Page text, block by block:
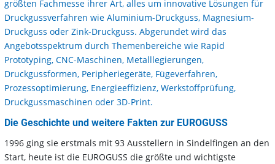
größten Fachmesse ihrer Art, alles um innovative Lösungen für
Druckgussverfahren wie Aluminium-Druckguss, Magnesium-
Druckguss oder Zink-Druckguss. Abgerundet wird das
Angebotsspektrum durch Themenbereiche wie Rapid
Prototyping, CNC-Maschinen, Metalllegierungen,
Druckgussformen, Peripheriegeräte, Fügeverfahren,
Prozessoptimierung, Energieeffizienz, Werkstoffprüfung,
Druckgussmaschinen oder 3D-Print.
Die Geschichte und weitere Fakten zur EUROGUSS
1996 ging sie erstmals mit 93 Ausstellern in Sindelfingen an den
Start, heute ist die EUROGUSS die größte und wichtigste